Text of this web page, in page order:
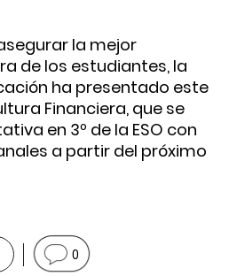
la mejor
de los estudiantes, la
ha presentado este
Financiera, que se
en 3º de la ESO con
a partir del próximo
0